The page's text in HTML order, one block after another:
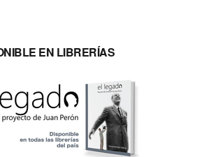
EN LIBRERÍAS